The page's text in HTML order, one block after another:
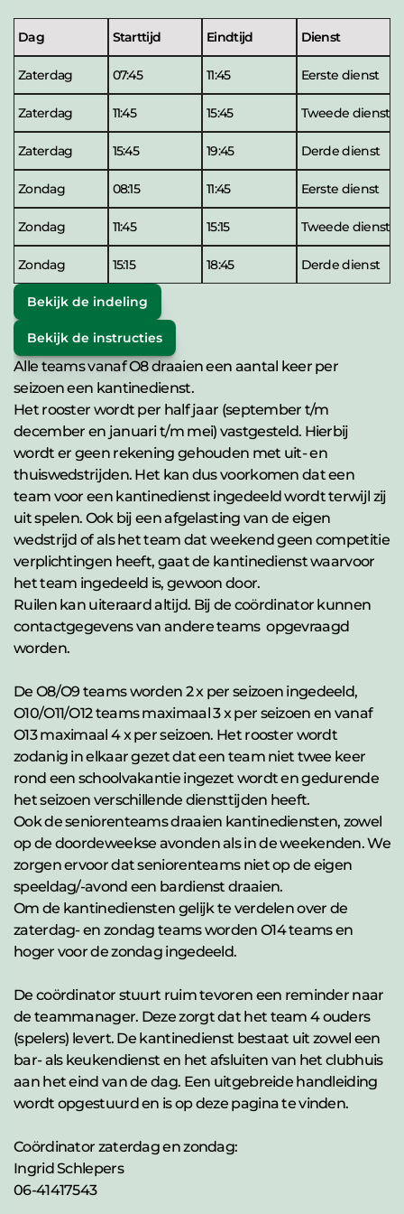
Dag Starttijd Eindtijd Dienst
Zaterdag 07:45 11:45 Eerste dienst
Zaterdag 11:45 15:45 Tweede dienst
Zaterdag 15:45 19:45 Derde dienst
Zondag 08:15 11:45 Eerste dienst
Zondag 11:45 15:15 Tweede dienst
Zondag 15:15 18:45 Derde dienst
Bekijk de indeling
Bekijk de instructies
Alle teams vanaf O8 draaien een aantal keer per
seizoen een kantinedienst.
Het rooster wordt per half jaar (september t/m
december en januari t/m mei) vastgesteld. Hierbij
wordt er geen rekening gehouden met uit- en
thuiswedstrijden. Het kan dus voorkomen dat een
team voor een kantinedienst ingedeeld wordt terwijl zij
uit spelen. Ook bij een afgelasting van de eigen
wedstrijd of als het team dat weekend geen competitie
verplichtingen heeft, gaat de kantinedienst waarvoor
het team ingedeeld is, gewoon door.
Ruilen kan uiteraard altijd. Bij de coördinator kunnen
contactgegevens van andere teams  opgevraagd
worden.
De O8/O9 teams worden 2 x per seizoen ingedeeld,
O10/O11/O12 teams maximaal 3 x per seizoen en vanaf
O13 maximaal 4 x per seizoen. Het rooster wordt
zodanig in elkaar gezet dat een team niet twee keer
rond een schoolvakantie ingezet wordt en gedurende
het seizoen verschillende diensttijden heeft.
Ook de seniorenteams draaien kantinediensten, zowel
op de doordeweekse avonden als in de weekenden. We
zorgen ervoor dat seniorenteams niet op de eigen
speeldag/-avond een bardienst draaien.
Om de kantinediensten gelijk te verdelen over de
zaterdag- en zondag teams worden O14 teams en
hoger voor de zondag ingedeeld.
De coördinator stuurt ruim tevoren een reminder naar
de teammanager. Deze zorgt dat het team 4 ouders
(spelers) levert. De kantinedienst bestaat uit zowel een
bar- als keukendienst en het afsluiten van het clubhuis
aan het eind van de dag. Een uitgebreide handleiding
wordt opgestuurd en is op deze pagina te vinden.
Coördinator zaterdag en zondag:
Ingrid Schlepers
06-41417543